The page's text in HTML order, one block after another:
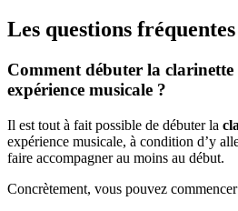
Les questions fréquentes
Comment débuter la clarinette
expérience musicale ?
Il est tout à fait possible de débuter la
expérience musicale, à condition d’y
faire accompagner au moins au début.
Concrètement, vous pouvez